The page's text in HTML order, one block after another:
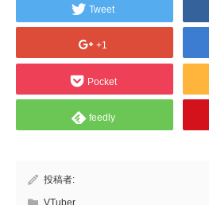
Tweet
+1
Pocket
feedly
投稿者: